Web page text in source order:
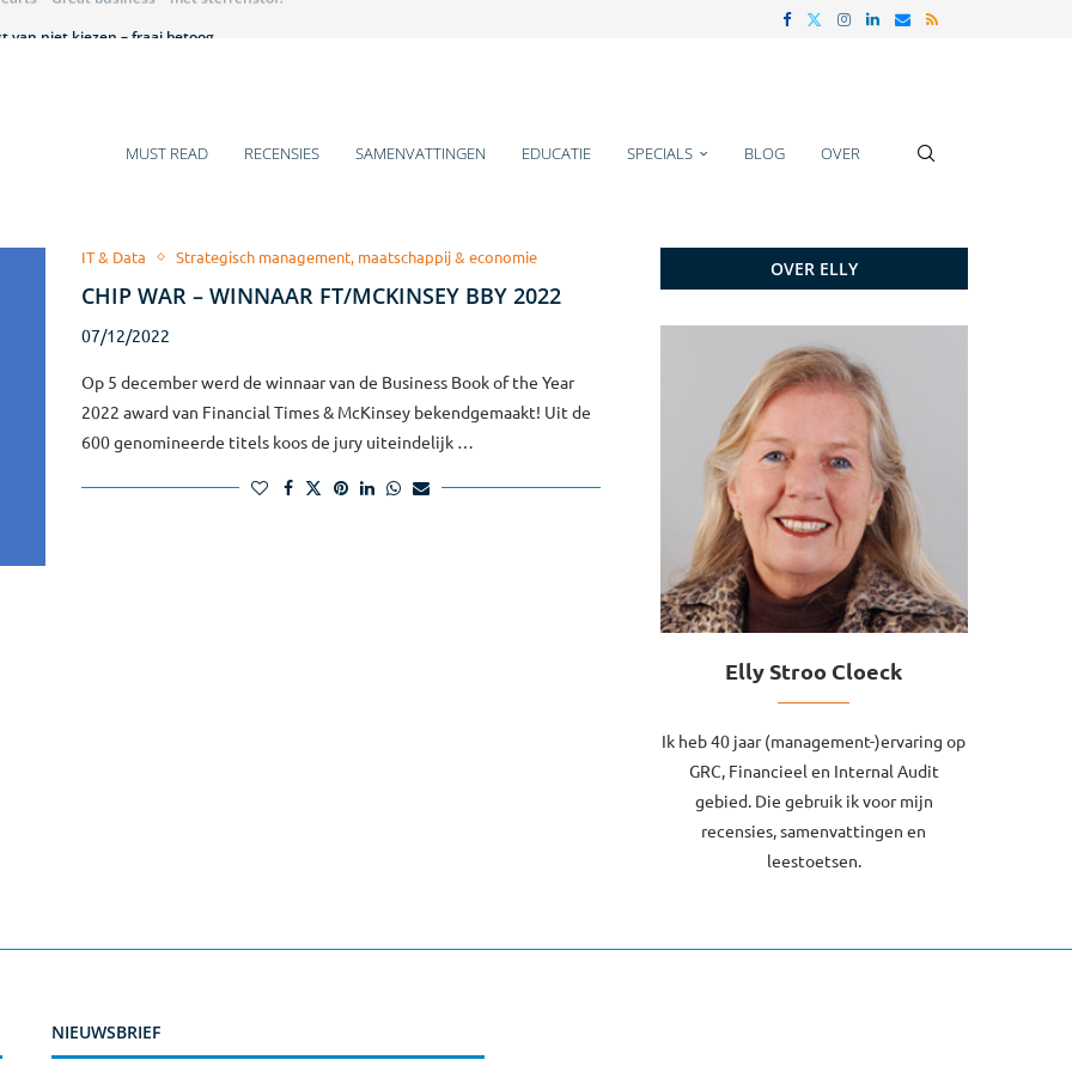
MUST READ RECENSIES SAMENVATTINGEN EDUCATIE SPECIALS BLOG OVER
IT & Data Strategisch management, maatschappij & economie
CHIP WAR – WINNAAR FT/MCKINSEY BBY 2022
07/12/2022
Op 5 december werd de winnaar van de Business Book of the Year
2022 award van Financial Times & McKinsey bekendgemaakt! Uit de
600 genomineerde titels koos de jury uiteindelijk …
OVER ELLY
Elly Stroo Cloeck
Ik heb 40 jaar (management-)ervaring op
GRC, Financieel en Internal Audit
gebied. Die gebruik ik voor mijn
recensies, samenvattingen en
leestoetsen.
NIEUWSBRIEF